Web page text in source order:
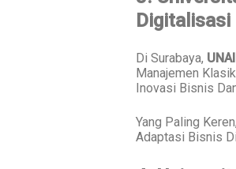
Di Surabaya,
Manajemen
Inovasi Bisnis
Yang Paling
Adaptasi Bisnis